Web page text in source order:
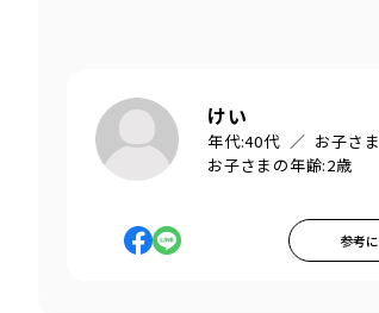
けい
年代:40代 お子さ
お子さまの年齢:2歳
参考